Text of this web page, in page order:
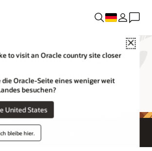
Close
to visit an Oracle country site closer
die Oracle-Seite eines weniger weit
besuchen?
United States
bleibe hier.
für den
eStore
Terms of Use